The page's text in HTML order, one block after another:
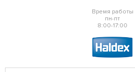
Время работы
пн-пт
8:00-17:00